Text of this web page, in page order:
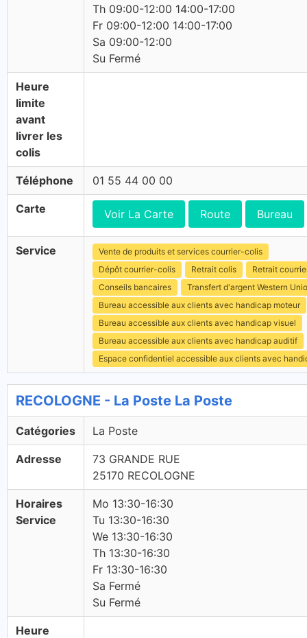
Th 09:00-12:00 14:00-17:00
Fr 09:00-12:00 14:00-17:00
Sa 09:00-12:00
Su Fermé
Heure
limite
avant
livrer les
colis
Téléphone 01 55 44 00 00
Carte Voir La Carte Route Bureau
Service
Vente de produits et services courrier-colis
Dépôt courrier-colis
Retrait colis
Retrait
Conseils bancaires
Transfert d'argent Western
Bureau accessible aux clients avec handicap moteur
Bureau accessible aux clients avec handicap visuel
Bureau accessible aux clients avec handicap auditif
Espace confidentiel accessible aux clients avec
RECOLOGNE - La Poste La Poste
Catégories La Poste
Adresse
73 GRANDE RUE
25170 RECOLOGNE
Horaires
Service
Mo 13:30-16:30
Tu 13:30-16:30
We 13:30-16:30
Th 13:30-16:30
Fr 13:30-16:30
Sa Fermé
Su Fermé
Heure